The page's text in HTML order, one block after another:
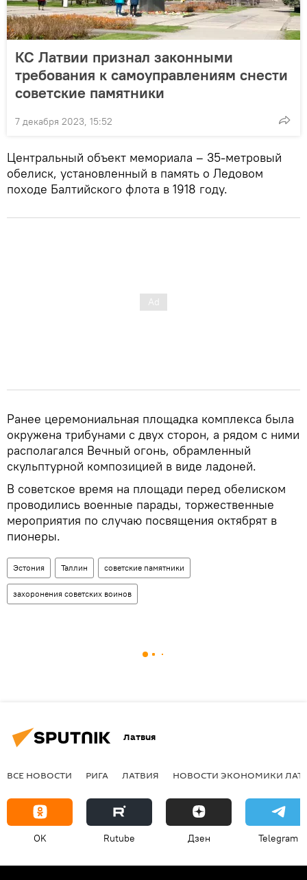
КС Латвии признал законными
требования к самоуправлениям снести
советские памятники
7 декабря 2023, 15:52
Центральный объект мемориала – 35-метровый
обелиск, установленный в память о Ледовом
походе Балтийского флота в 1918 году.
Ранее церемониальная площадка комплекса была
окружена трибунами с двух сторон, а рядом с ними
располагался Вечный огонь, обрамленный
скульптурной композицией в виде ладоней.
В советское время на площади перед обелиском
проводились военные парады, торжественные
мероприятия по случаю посвящения октябрят в
пионеры.
Эстония Таллин советские памятники
захоронения советских воинов
Латвия
ВСЕ НОВОСТИ РИГА ЛАТВИЯ НОВОСТИ ЭКОНОМИКИ
OK Rutube Дзен Telegram